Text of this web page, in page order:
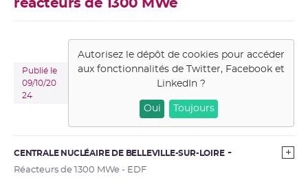
réacteurs de 1300 MWe
Publié le
09/10/20
24
Autorisez le dépôt de cookies pour accéder
aux fonctionnalités deTwitter, Facebook et
LinkedIn ?
Oui Toujours
CENTRALE NUCLÉAIRE DE BELLEVILLE-SUR-LOIRE
Réacteurs de 1300 MWe - EDF